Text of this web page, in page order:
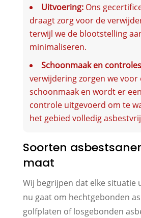
Uitvoering:Ons
draagt zorg voor de
terwijl we de blootstelling
minimaliseren.
Schoonmaak en
verwijdering zorgen we voor
schoonmaak en wordt er
controle uitgevoerd om te
het gebied volledig
Soorten
maat
Wij begrijpen dat elke situatie
nu gaat om hechtgebonden
golfplaten of losgebonden